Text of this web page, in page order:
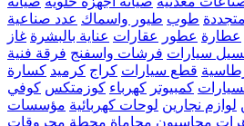
طوب طيور واسماك عدد صناعية
عطارة عطور عقارات عناية بالبشرة غاز
سيارات فرشات واسفنج فرقة فنية
قطع سيارات كراج كرميد كسارة
كمبيوتر كهرباء كوزمتكس كوفي
لوازم نجارين لوحات كهربائية مؤسسات
محاسبون محاماة محطة محروقات